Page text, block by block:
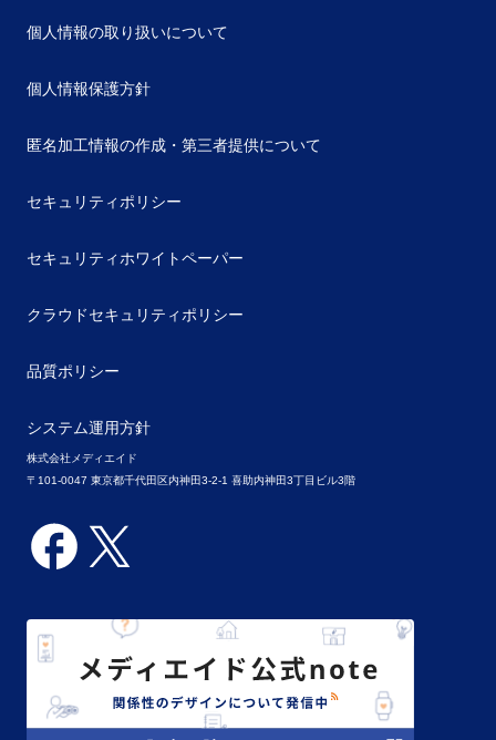
株式会社メディエイド
〒101-0047 東京都千代田区内神田3-2-1 喜助内神田3丁目ビル3階
個人情報の取り扱いについて
個人情報保護方針
匿名加工情報の作成・第三者提供について
セキュリティポリシー
セキュリティホワイトペーパー
クラウドセキュリティポリシー
品質ポリシー
システム運用方針